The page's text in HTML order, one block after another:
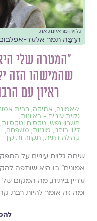
גלויה מראיינת את
הרַבָּה תמר אלעד-אפלבום
"המטרה שלי
שהמישהו הזה
ראיון עם
//אמונה, אתיקה, ברית
גלוית עיניים - ראיונות,
חשבון נפש, טקסים וטקסיות,
ליווי רוחני, מוגנות, משפחה,
קהילה דתית, תקווה ותיקון
שיחה גלוית עיניים על
אמונים״ בו היא שותפה
עדיין ביתית, מה המקום של
ומה זה אומר להיות רבת